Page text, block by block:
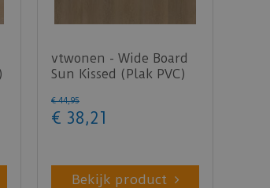
vtwonen - Wide Board
Sun Kissed (Plak PVC)
€ 44,95
€ 38,21
Bekijk product